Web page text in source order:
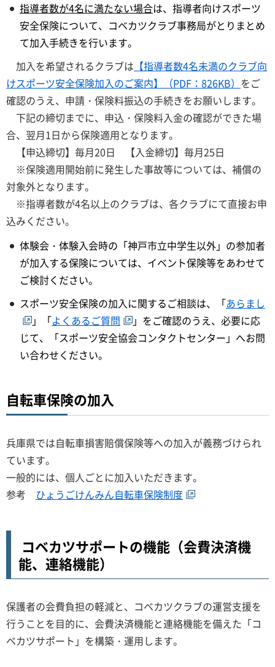
指導者数が4名に満たない場合は、指導者向けスポーツ
安全保険について、コベカツクラブ事務局がとりまとめ
て加入手続きを行います。
加入を希望されるクラブは 【指導者数4名未満のクラブ向
けスポーツ安全保険加入のご案内】（PDF：826KB） をご
確認のうえ、申請・保険料振込の手続きをお願いします。
下記の締切までに、申込・保険料入金の確認ができた場
合、翌月1日から保険適用となります。
【申込締切】毎月20日 【入金締切】毎月25日
※保険適用開始前に発生した事故等については、補償の
対象外となります。
※指導者数が4名以上のクラブは、各クラブにて直接お申
込みください。
体験会・体験入会時の「神戸市立中学生以外」の参加者
が加入する保険については、イベント保険等をあわせて
ご検討ください。
スポーツ安全保険の加入に関するご相談は、「あらまし
」「よくあるご質問
」をご確認のうえ、必要に応
じて、「スポーツ安全協会コンタクトセンター」へお問
い合わせください。
自転車保険の加入
兵庫県では自転車損害賠償保険等への加入が義務づけられ
ています。
一般的には、個人ごとに加入いただきます。
参考 ひょうごけんみん自転車保険制度
コベカツサポートの機能（会費決済機
能、連絡機能）
保護者の会費負担の軽減と、コベカツクラブの運営支援を
行うことを目的に、会費決済機能と連絡機能を備えた「コ
ベカツサポート」を構築・運用します。